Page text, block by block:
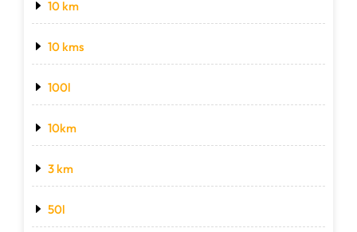
10 km
10 kms
100l
10km
3 km
50l